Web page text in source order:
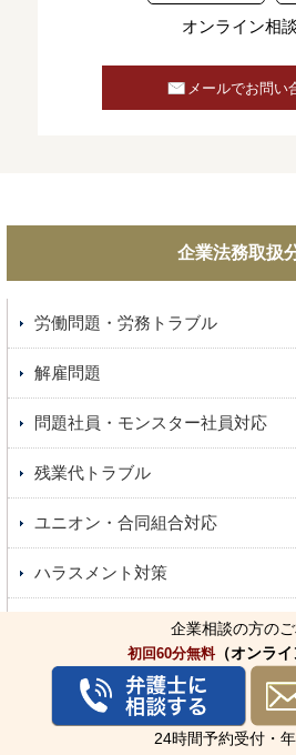
オンライン相
メールでお問い
企業法務取扱
労働問題・労務トラブル
解雇問題
問題社員・モンスター社員対応
残業代トラブル
ユニオン・合同組合対応
ハラスメント対策
ベンチャー企業法務
企業のグローバル戦略
特許・商標権等知財戦略
企業相談の方の
初回60分無料（オンライ
24時間予約受付・